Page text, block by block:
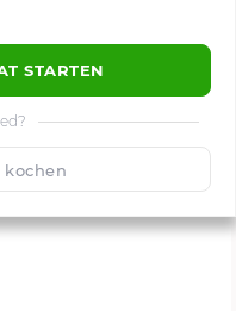
STARTEN
Speichern